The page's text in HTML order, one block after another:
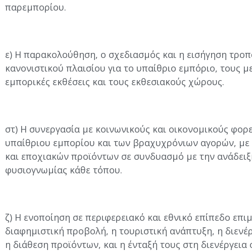
παρεμπορίου.
ε) Η παρακολούθηση, ο σχεδιασμός και η εισήγηση
κανονιστικού πλαισίου για το υπαίθριο εμπόριο, τους
εμπορικές εκθέσεις και τους εκθεσιακούς χώρους.
στ) Η συνεργασία με κοινωνικούς και οικονομικούς
υπαίθριου εμπορίου και των βραχυχρόνιων αγορών,
και εποχιακών προϊόντων σε συνδυασμό με την
φυσιογνωμίας κάθε τόπου.
ζ) Η ενοποίηση σε περιφερειακό και εθνικό επίπεδο
διαφημιστική προβολή, η τουριστική ανάπτυξη, η
η διάθεση προϊόντων, και η ένταξή τους στη